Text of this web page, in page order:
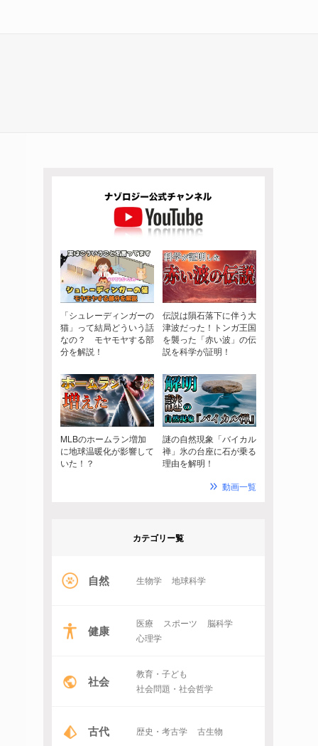
「シュレーディンガーの
猫」って結局どういう話
なの？ モヤモヤする部
分を解説！
伝説は隕石落下に伴う大
津波だった！トンガ王国
を襲った「赤い波」の伝
説を科学が証明！
MLBのホームラン増加
に地球温暖化が影響して
いた！？
謎の自然現象「バイカル
禅」氷の台座に石が乗る
理由を解明！
動画一覧
カテゴリー覧
自然 生物学 地球科学
健康 医療 スポーツ
脳科学
心理学
社会
教育・子ども
社会問題・社会哲学
古代 歴史・考古学 古生物